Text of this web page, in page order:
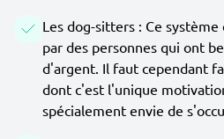
Les dog-sitters : Ce
par des personnes qui ont
d'argent. Il faut cependant
dont c'est l'unique
spécialement envie de